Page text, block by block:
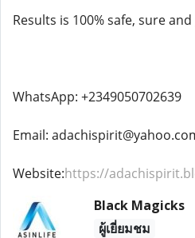
Results is 100% safe, sure
WhatsApp: +2349050702639
Email:
Website:https://
Black Magicks
ผู้เยี่ยมชม